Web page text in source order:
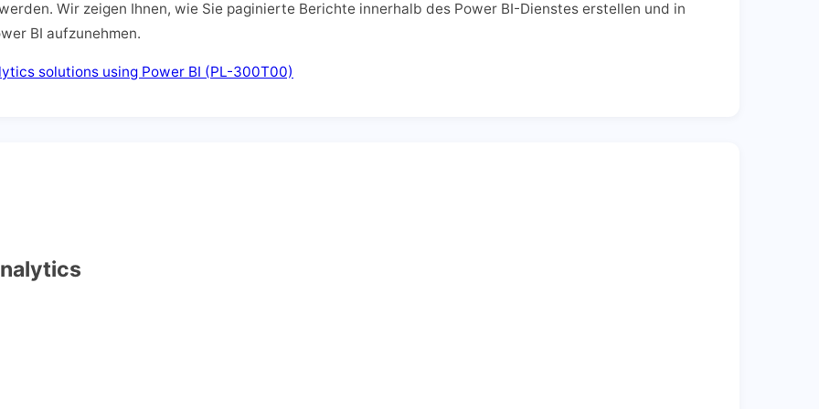
Wir zeigen Ihnen, wie Sie paginierte Berichte innerhalb des Power BI-Dienstes erstellen und in
BI aufzunehmen.
solutions using Power BI (PL-300T00)